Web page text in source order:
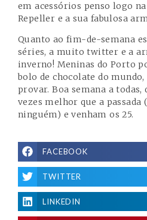
em acessórios penso logo
Repeller e a sua fabulosa
Quanto ao fim-de-semana
séries, a muito twitter e a
inverno! Meninas do Porto
bolo de chocolate do
provar. Boa semana a
vezes melhor que a passada
ninguém) e venham os 25.
FACEBOOK
TWITTER
LINKEDIN